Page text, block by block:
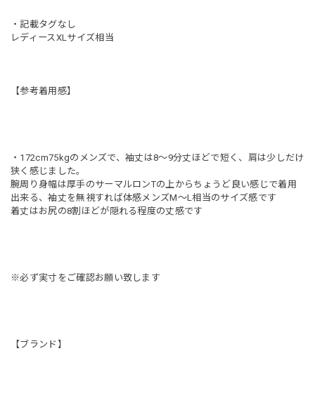
・記載タグなし
レディースXLサイズ相当
【参考着用感】
・172cm75kgのメンズで、袖丈は8〜9分丈ほどで短く、肩は少しだけ
狭く感じました。
腕周り身幅は厚手のサーマルロンTの上からちょうど良い感じで着用
出来る、袖丈を無視すれば体感メンズM〜L相当のサイズ感です
着丈はお尻の8割ほどが隠れる程度の丈感です
※必ず実寸をご確認お願い致します
【ブランド】